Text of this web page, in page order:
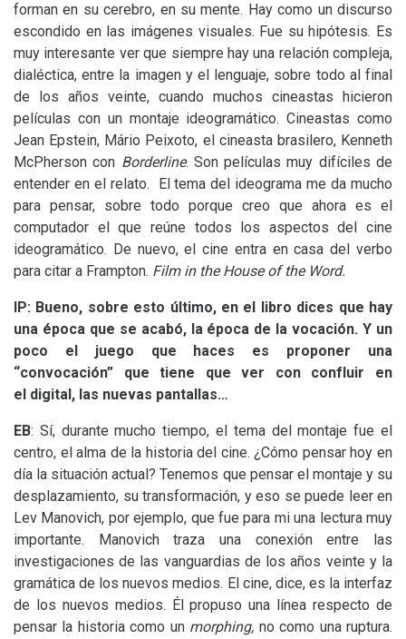
forman en su cerebro, en su mente. Hay como un discurso
escondido en las imágenes visuales. Fue su hipótesis. Es
muy interesante ver que siempre hay una relación compleja,
dialéctica, entre la imagen y el lenguaje, sobre todo al final
de los años veinte, cuando muchos cineastas hicieron
películas con un montaje ideogramático. Cineastas como
Jean Epstein, Mário Peixoto, el cineasta brasilero, Kenneth
McPherson con Borderline. Son películas muy difíciles de
entender en el relato. El tema del ideograma me da mucho
para pensar, sobre todo porque creo que ahora es el
computador el que reúne todos los aspectos del cine
ideogramático. De nuevo, el cine entra en casa del verbo
para citar a Frampton. Film in the House of the Word.
IP: Bueno, sobre esto último, en el libro dices que hay
una época que se acabó, la época de la vocación. Y un
poco el juego que haces es proponer una
“convocación” que tiene que ver con confluir en
el digital, las nuevas pantallas…
EB: Sí, durante mucho tiempo, el tema del montaje fue el
centro, el alma de la historia del cine. ¿Cómo pensar hoy en
día la situación actual? Tenemos que pensar el montaje y su
desplazamiento, su transformación, y eso se puede leer en
Lev Manovich, por ejemplo, que fue para mi una lectura muy
importante. Manovich traza una conexión entre las
investigaciones de las vanguardias de los años veinte y la
gramática de los nuevos medios. El cine, dice, es la interfaz
de los nuevos medios. Él propuso una línea respecto de
pensar la historia como un morphing, no como una ruptura.